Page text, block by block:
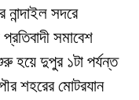
সদরে
সমাবেশ
হয়ে দুপুর ১টা পর্যন্ত
শহরের মোটরযান